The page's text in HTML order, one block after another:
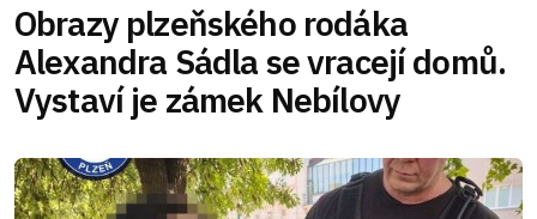
Obrazy plzeňského rodáka
Alexandra Sádla se vracejí domů.
Vystaví je zámek Nebílovy